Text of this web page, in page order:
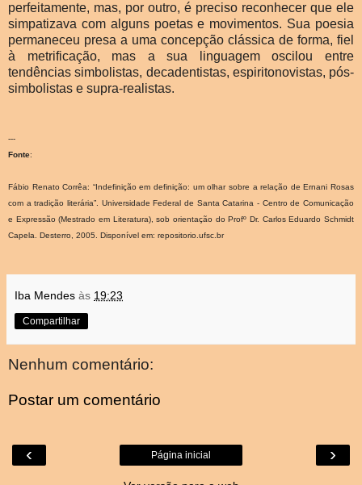
perfeitamente, mas, por outro, é preciso reconhecer que ele
simpatizava com alguns poetas e movimentos. Sua poesia
permaneceu presa a uma concepção clássica de forma, fiel
à metrificação, mas a sua linguagem oscilou entre
tendências simbolistas, decadentistas, espiritonovistas, pós-
simbolistas e supra-realistas.
---
Fonte:
Fábio Renato Corrêa: “Indefinição em definição: um olhar sobre a relação de Ernani Rosas
com a tradição literária”. Universidade Federal de Santa Catarina - Centro de Comunicação
e Expressão (Mestrado em Literatura), sob orientação do Profº Dr. Carlos Eduardo Schmidt
Capela. Desterro, 2005. Disponível em: repositorio.ufsc.br
Iba Mendes às 19:23
Compartilhar
Nenhum comentário:
Postar um comentário
‹ ›
Página inicial